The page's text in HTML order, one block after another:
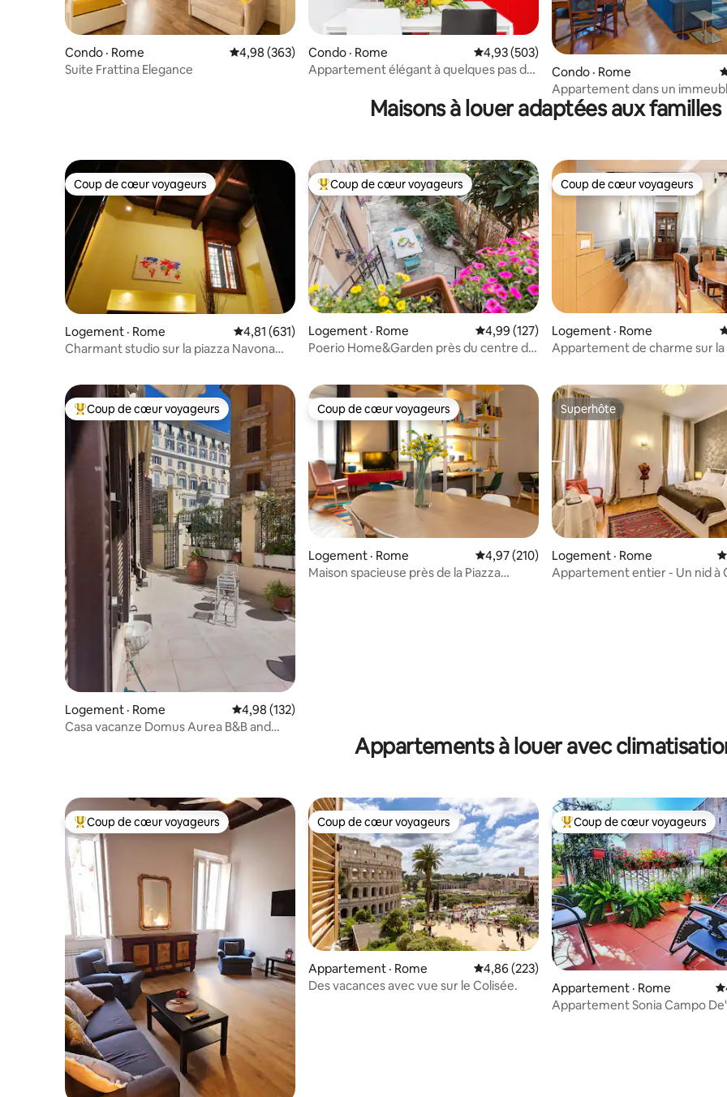
Condo · Rome Note moyenne de 4,98 sur 5, 363 commentaires
4,98 (363)
Suite Frattina Elegance
Condo · Rome Note moyenne de 4,93 sur 5, 503
4,93 (503)
Appartement élégant à quelques pas de
Condo · Rome
Appartement dans un
années 1400 sur la Via dei
Maisons à louer adaptées aux familles
Coup de cœur voyageurs
Coup de cœur voyageurs
Logement · Rome Note moyenne de 4,81 sur 5, 631 commentaires
4,81 (631)
Charmant studio sur la piazza Navona
Coup de cœur voyageurs parmi les plus aimés
Coup de cœur voyageurs
Logement · Rome Note moyenne de 4,99 sur 5, 127
4,99 (127)
Poerio Home&Garden près du centre de
Coup de cœur voyageurs
Coup de cœur voyageurs
Logement · Rome
Appartement de charme sur la
Coup de cœur voyageurs parmi les plus aimés
Coup de cœur voyageurs
Logement · Rome Note moyenne de 4,98 sur 5, 132 commentaires
4,98 (132)
Casa vacanze Domus Aurea B&B and
Coup de cœur voyageurs
Coup de cœur voyageurs
Logement · Rome Note moyenne de 4,97 sur 5, 210
4,97 (210)
Maison spacieuse près de la Piazza
Superhôte
Superhôte
Logement · Rome
Appartement entier - Un nid à
Appartements à louer avec
Coup de cœur voyageurs parmi les plus aimés
Coup de cœur voyageurs Coup de cœur voyageurs
Coup de cœur voyageurs
Appartement · Rome Note moyenne de 4,86 sur 5, 223
4,86 (223)
Des vacances avec vue sur le Colisée.
Coup de cœur voyageurs
Coup de cœur voyageurs
Appartement · Rome
Appartement Sonia Campo